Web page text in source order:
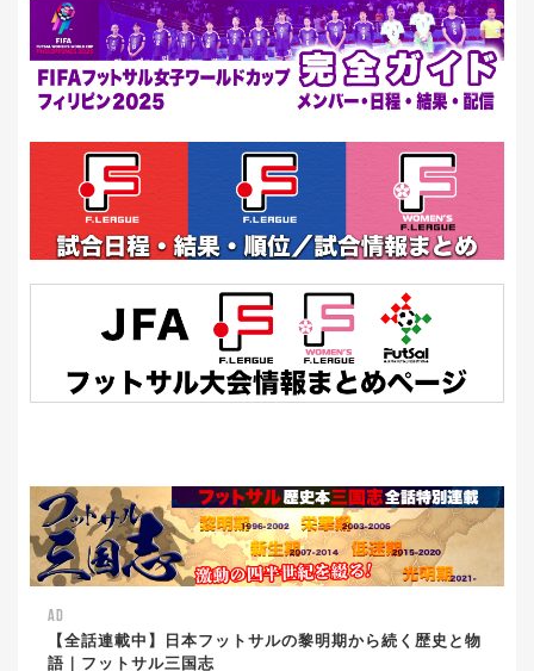
AD
【全話連載中】日本フットサルの黎明期から続く歴史と物
語｜フットサル三国志